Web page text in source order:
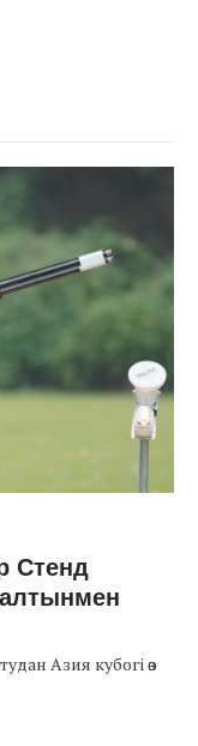
Стенд
Азия кубогі өз